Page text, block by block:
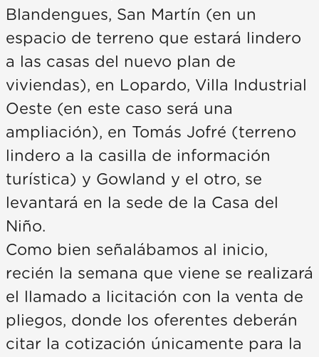
Blandengues, San Martín (en un
espacio de terreno que estará lindero
a las casas del nuevo plan de
viviendas), en Lopardo, Villa Industrial
Oeste (en este caso será una
ampliación), en Tomás Jofré (terreno
lindero a la casilla de información
turística) y Gowland y el otro, se
levantará en la sede de la Casa del
Niño.
Como bien señalábamos al inicio,
recién la semana que viene se realizará
el llamado a licitación con la venta de
pliegos, donde los oferentes deberán
citar la cotización únicamente para la